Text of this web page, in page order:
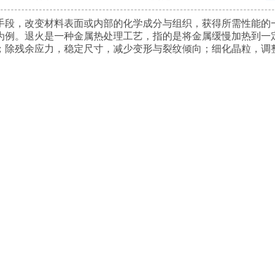
9:33:35
，改变材料表面或内部的化学成分与组织，获得所需性能的
。退火是一种金属热处理工艺，指的是将金属缓慢加热到一
残余应力，稳定尺寸，减少变形与裂纹倾向；细化晶粒，调